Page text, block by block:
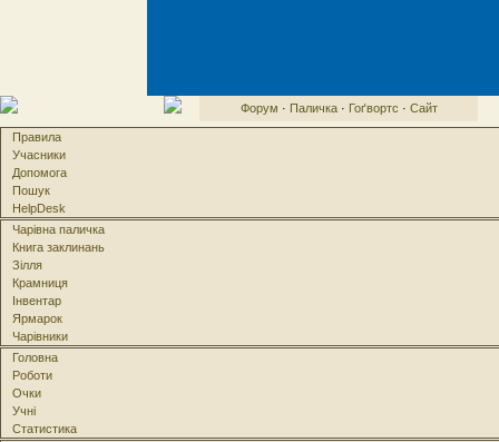
Форум · Паличка· Гоґвортс · Сайт
Правила
Учасники
Допомога
Пошук
HelpDesk
Чарівна паличка
Книга заклинань
Зілля
Крамниця
Інвентар
Ярмарок
Чарівники
Головна
Роботи
Очки
Учні
Статистика